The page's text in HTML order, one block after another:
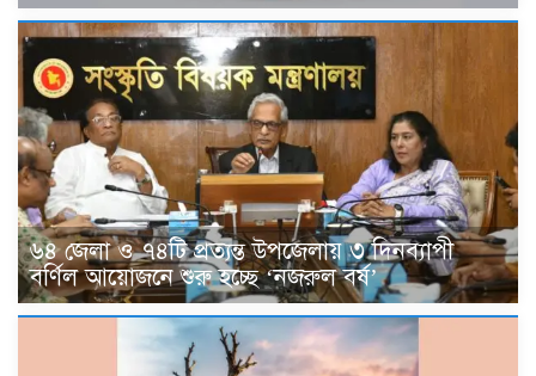
৬৪ জেলা ও ৭৪টি প্রত্যন্ত উপজেলায় ৩ দিনব্যাপী
বর্ণিল আয়োজনে শুরু হচ্ছে ‘নজরুল বর্ষ’